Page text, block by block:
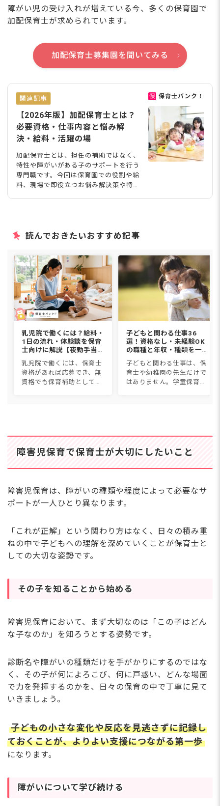
障がい児の受け入れが増えている今、多くの保育園で
加配保育士が求められています。
加配保育士募集園を聞いてみる
関連記事
【2026年版】加配保育士とは？
必要資格・仕事内容と悩み解
決・給料・活躍の場
加配保育士とは、担任の補助ではなく、
特性や障がいがある子のサポートを行う
専門職です。今回は保育園での役割や給
料、現場で即役立つお悩み解決策や特性
どもの自立を助ける専門職 加配保育士
もが、園生活をスムーズに送れるよう、
追加で配置され個別にサポートを行う保
育士のことです。 役割や関わり方は全
国共通で決められているものではなく、
園の方針や子どもの様子に応じて柔軟に
対応します。 クラス全体
保育士バンク！
読んでおきたいおすすめ記事
乳児院で働くには？給料・
1日の流れ・体験談を保育
士向けに解説【夜勤手当込
乳児院で働くには、保育士
資格があれば応募でき、無
資格でも保育補助として働
子どもと関わる仕事36
選！資格なし・未経験OK
の職種と年収・種類を一覧
子どもと関わる仕事は、保
育士や幼稚園の先生だけで
はありません。学童保育、
介しま...
障害児保育で保育士が大切にしたいこと
障害児保育は、障がいの種類や程度によって必要なサ
ポートが一人ひとり異なります。
「これが正解」という関わり方はなく、日々の積み重
ねの中で子どもへの理解を深めていくことが保育士と
しての大切な姿勢です。
その子を知ることから始める
障害児保育において、まず大切なのは「この子はどん
な子なのか」を知ろうとする姿勢です。
診断名や障がいの種類だけを手がかりにするのではな
く、その子が何によろこび、何に戸惑い、どんな場面
で力を発揮するのかを、日々の保育の中で丁寧に見て
いきましょう。
子どもの小さな変化や反応を見逃さずに記録し
ておくことが、よりよい支援につながる第一歩
になります。
障がいについて学び続ける